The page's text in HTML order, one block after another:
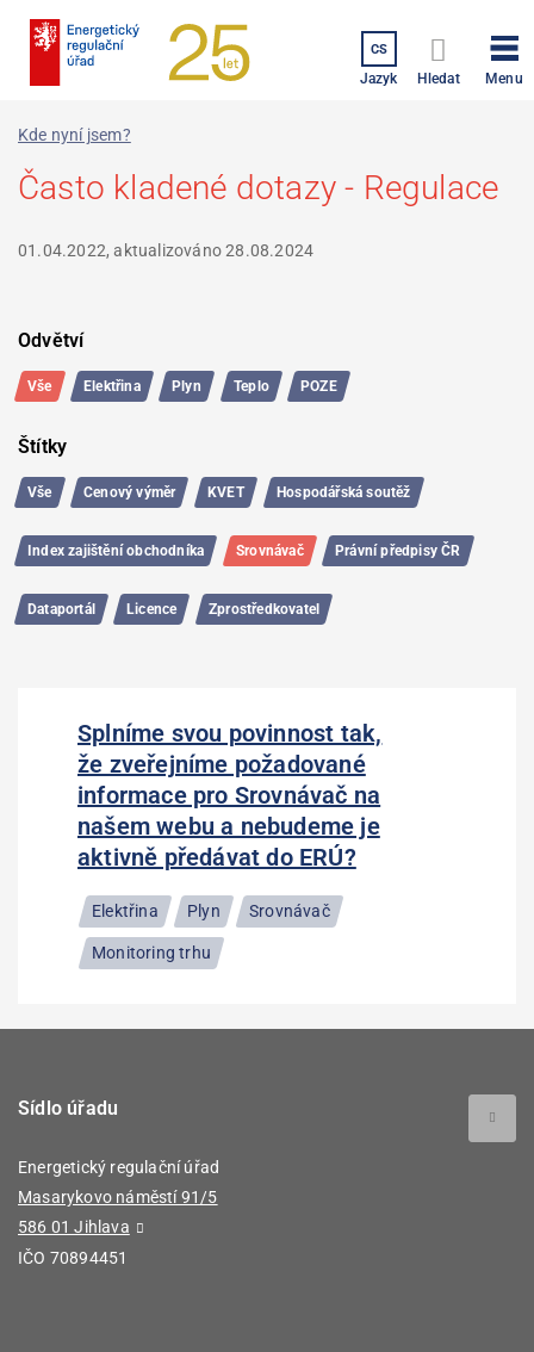
CS
Jazyk Hledat Menu
Kde nyní jsem?
Často kladené dotazy - Regulace
01.04.2022, aktualizováno28.08.2024
Filtrování
výpisu
dotazů
Odvětví
Vše Elektřina Plyn Teplo POZE
Štítky
Vše Cenový výměr KVET Hospodářská soutěž
Index zajištění obchodníka Srovnávač Právní předpisy ČR
Dataportál Licence Zprostředkovatel
Výpis
dotazů
Splníme svou povinnost tak,
že zveřejníme požadované
informace pro Srovnávač na
našem webu a nebudeme je
aktivně předávat do ERÚ?
Elektřina Plyn Srovnávač
Monitoring trhu
Sídlo úřadu
Energetický regulační úřad
Masarykovo náměstí 91/5
586 01 Jihlava
IČO 70894451